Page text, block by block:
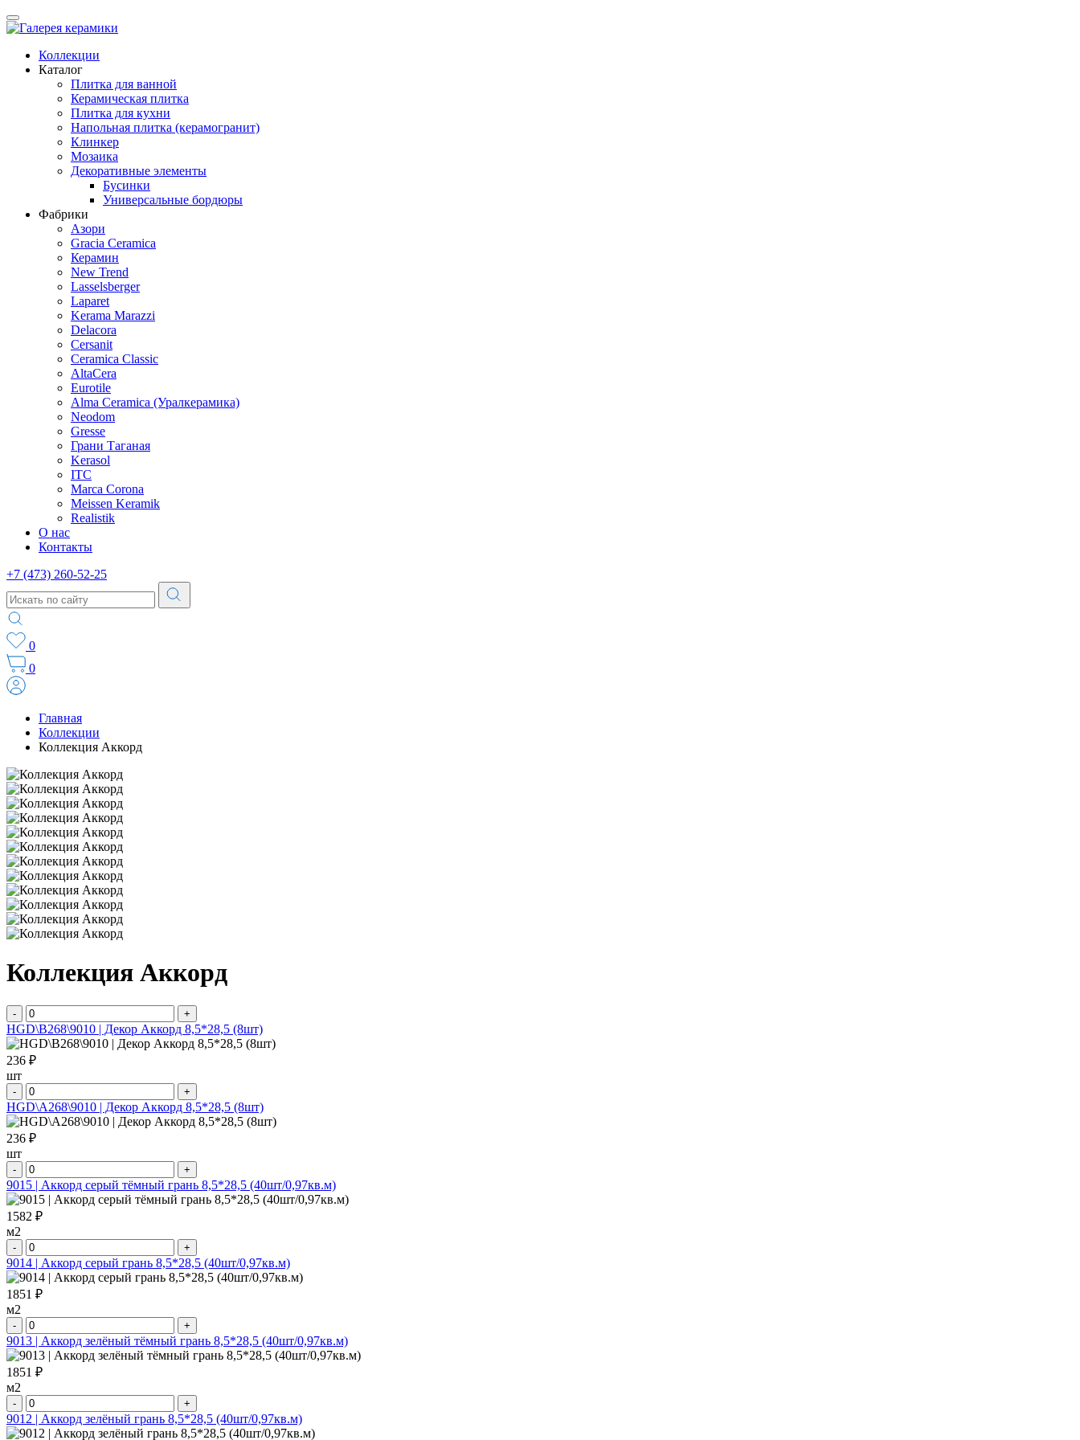
Коллекции
Каталог
Плитка для ванной
Керамическая плитка
Плитка для кухни
Напольная плитка (керамогранит)
Клинкер
Мозаика
Декоративные элементы
Бусинки
Универсальные бордюры
Фабрики
Азори
Gracia Ceramica
Керамин
New Trend
Lasselsberger
Laparet
Kerama Marazzi
Delacora
Cersanit
Ceramica Classic
AltaCera
Eurotile
Alma Ceramica (Уралкерамика)
Neodom
Gresse
Грани Таганая
Kerasol
ITC
Marca Corona
Meissen Keramik
Realistik
О нас
Контакты
+7 (473) 260-52-25
0
0
Главная
Коллекции
Коллекция Аккорд
Коллекция Аккорд
- +
HGD\B268\9010 | Декор Аккорд 8,5*28,5 (8шт)
236 ₽
шт
- +
HGD\A268\9010 | Декор Аккорд 8,5*28,5 (8шт)
236 ₽
шт
- +
9015 | Аккорд серый тёмный грань 8,5*28,5 (40шт/0,97кв.м)
1582 ₽
м2
- +
9014 | Аккорд серый грань 8,5*28,5 (40шт/0,97кв.м)
1851 ₽
м2
- +
9013 | Аккорд зелёный тёмный грань 8,5*28,5 (40шт/0,97кв.м)
1851 ₽
м2
- +
9012 | Аккорд зелёный грань 8,5*28,5 (40шт/0,97кв.м)